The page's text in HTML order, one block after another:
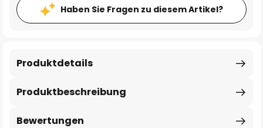
Haben Sie Fragen zu diesem Artikel?
Produktbeschreibung
Produktdetails
Bewertungen